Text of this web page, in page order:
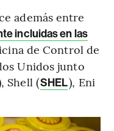
además entre
incluidas en las
de Control de
Unidos junto
Shell (SHEL), Eni